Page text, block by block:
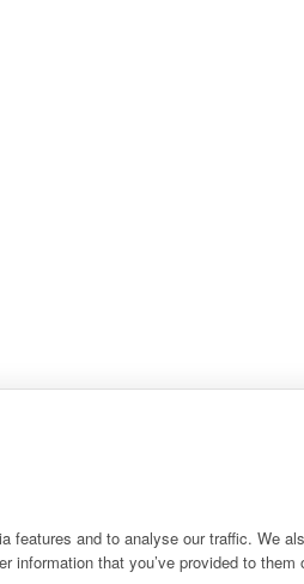
and to analyse our traffic. We
that you’ve provided to